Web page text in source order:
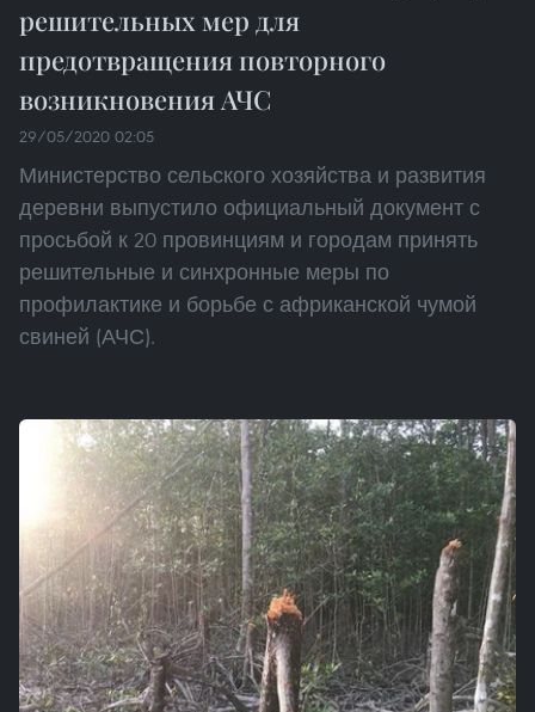
решительных мер для
предотвращения повторного
возникновения АЧС
29/05/2020 02:05
Министерство сельского хозяйства и развития
деревни выпустило официальный документ с
просьбой к 20 провинциям и городам принять
решительные и синхронные меры по
профилактике и борьбе с африканской чумой
свиней (АЧС).